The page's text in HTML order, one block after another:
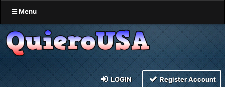
Menu
LOGIN Register Account